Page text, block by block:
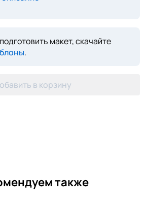
макет, скачайте
.
в корзину
также